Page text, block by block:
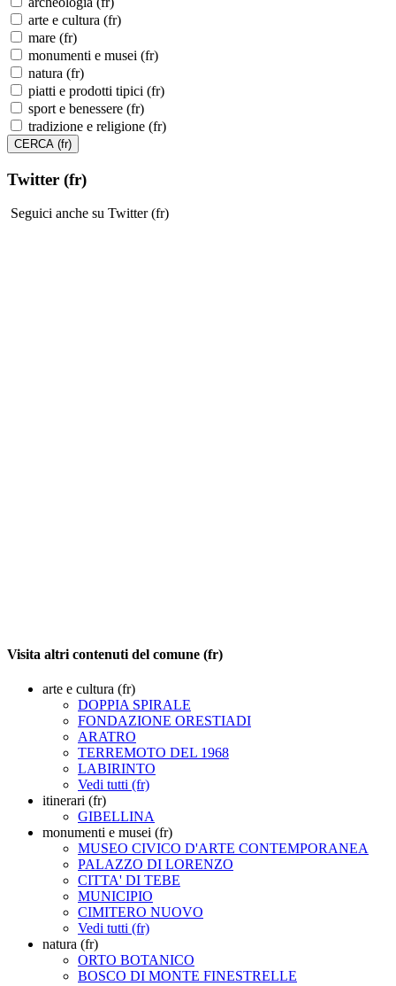
arte e cultura (fr)
mare (fr)
monumenti e musei (fr)
natura (fr)
piatti e prodotti tipici (fr)
sport e benessere (fr)
tradizione e religione (fr)
Twitter (fr)
Seguici anche su Twitter (fr)
Visita altri contenuti del comune (fr)
arte e cultura (fr)
DOPPIA SPIRALE
FONDAZIONE ORESTIADI
ARATRO
TERREMOTO DEL 1968
LABIRINTO
Vedi tutti (fr)
itinerari (fr)
GIBELLINA
monumenti e musei (fr)
MUSEO CIVICO D'ARTE CONTEMPORANEA
PALAZZO DI LORENZO
CITTA' DI TEBE
MUNICIPIO
CIMITERO NUOVO
Vedi tutti (fr)
natura (fr)
ORTO BOTANICO
BOSCO DI MONTE FINESTRELLE